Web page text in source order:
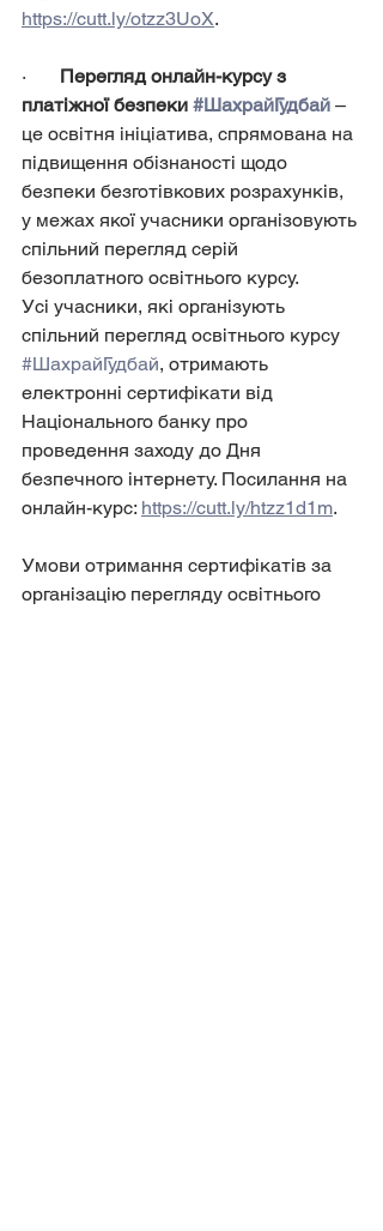
https://cutt.ly/otzz3UoX.
· Перегляд онлайн-курсу з
платіжної безпеки #ШахрайГудбай –
це освітня ініціатива, спрямована на
підвищення обізнаності щодо
безпеки безготівкових розрахунків,
у межах якої учасники організовують
спільний перегляд серій
безоплатного освітнього курсу.
Усі учасники, які організують
спільний перегляд освітнього курсу
#ШахрайГудбай, отримають
електронні сертифікати від
Національного банку про
проведення заходу до Дня
безпечного інтернету. Посилання на
онлайн-курс: https://cutt.ly/htzz1d1m.
Умови отримання сертифікатів за
організацію перегляду освітнього